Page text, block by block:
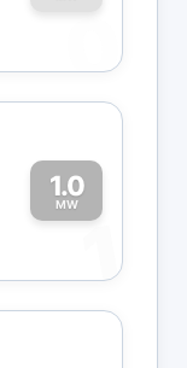
0
1.0
MW
1